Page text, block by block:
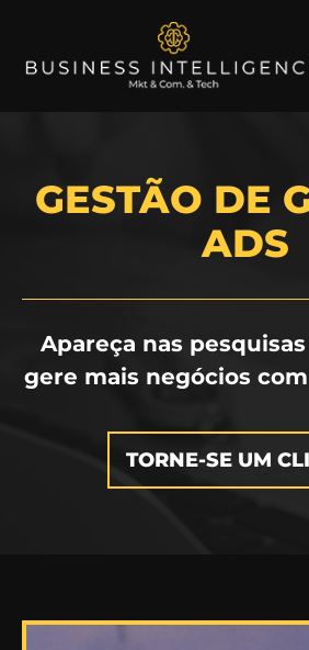
GESTÃO DE
ADS
Apareça nas
gere mais negócios
TORNE-SE UM